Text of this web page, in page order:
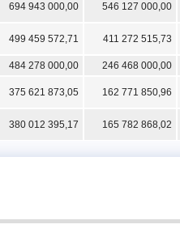
694 943 000,00 546 127 000,00
499 459 572,71 411 272 515,73
484 278 000,00 246 468 000,00
375 621 873,05 162 771 850,96
380 012 395,17 165 782 868,02